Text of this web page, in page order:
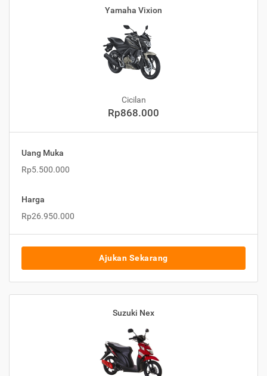
Yamaha Vixion
Cicilan
Rp868.000
Uang Muka
Rp5.500.000
Harga
Rp26.950.000
Ajukan Sekarang
Suzuki Nex